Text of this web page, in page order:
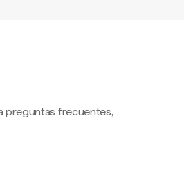
preguntas frecuentes,